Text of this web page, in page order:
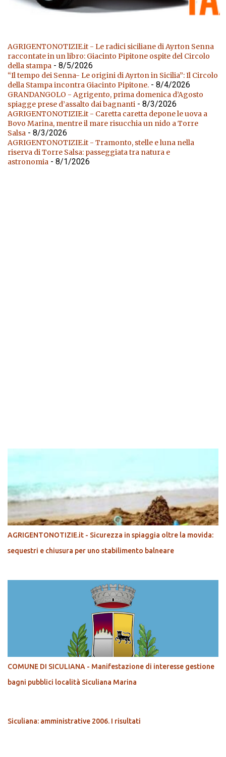
AGRIGENTONOTIZIE.it - Le radici siciliane di Ayrton Senna
raccontate in un libro: Giacinto Pipitone ospite del Circolo
della stampa - 8/5/2026
“Il tempo dei Senna- Le origini di Ayrton in Sicilia”: Il Circolo
della Stampa incontra Giacinto Pipitone. - 8/4/2026
GRANDANGOLO - Agrigento, prima domenica d’Agosto
spiagge prese d’assalto dai bagnanti - 8/3/2026
AGRIGENTONOTIZIE.it - Caretta caretta depone le uova a
Bovo Marina, mentre il mare risucchia un nido a Torre
Salsa - 8/3/2026
AGRIGENTONOTIZIE.it - Tramonto, stelle e luna nella
riserva di Torre Salsa: passeggiata tra natura e
astronomia - 8/1/2026
AGRIGENTONOTIZIE.it - Sicurezza in spiaggia oltre la movida:
sequestri e chiusura per uno stabilimento balneare
COMUNE DI SICULIANA - Manifestazione di interesse gestione
bagni pubblici località Siculiana Marina
Siculiana: amministrative 2006. I risultati